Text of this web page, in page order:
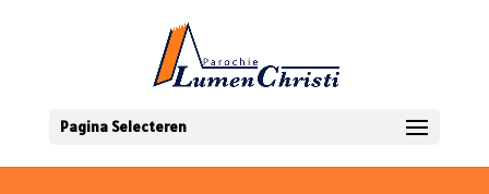
Pagina Selecteren